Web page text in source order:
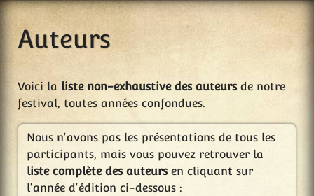
Auteurs
Voici la liste non-exhaustive des auteursde notre
festival, toutes années confondues.
Nous n'avons pas les présentations de tous les
participants, mais vous pouvez retrouver la
liste complète des auteursen cliquant sur
l'année d'édition ci-dessous :